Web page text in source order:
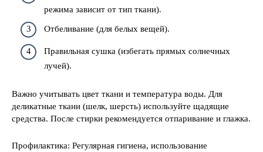
режима зависит от тип ткани).
Отбеливание (для белых вещей).
Правильная сушка (избегать прямых солнечных
лучей).
Важно учитывать цвет ткани и температура воды. Для
деликатные ткани (шелк, шерсть) используйте щадящие
средства. После стирки рекомендуется отпаривание и глажка.
Профилактика: Регулярная гигиена, использование